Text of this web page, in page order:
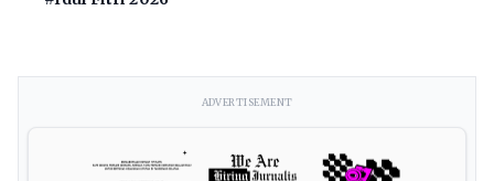
ADVERTISEMENT